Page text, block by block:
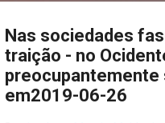
Nas sociedades
traição - no
preocupantemente
em2019-06-26